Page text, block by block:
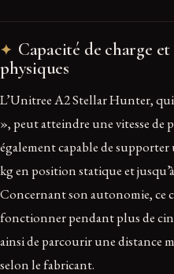
Capacité de charge
physiques
L’Unitree A2 Stellar Hunter,
», peut atteindre une vitesse de
également capable de
kg en position statique et
Concernant son autonomie, ce
fonctionner pendant plus de
ainsi de parcourir une distance
selon le fabricant.